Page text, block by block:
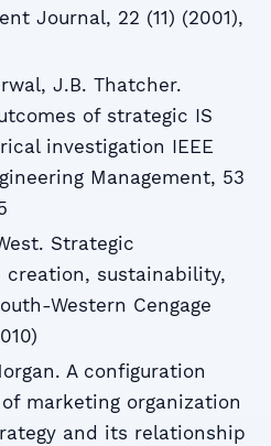
Journal, 22 (11) (2001),
J.B. Thatcher.
of strategic IS
investigation IEEE
Management, 53
Strategic
creation, sustainability,
Western Cengage
A configuration
marketing organization
and its relationship